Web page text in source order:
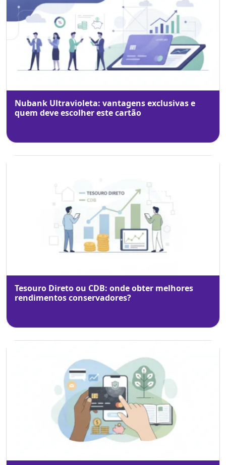
Nubank Ultravioleta: vantagens exclusivas e
quem deve escolher este cartão
Tesouro Direto ou CDB: onde obter melhores
rendimentos conservadores?